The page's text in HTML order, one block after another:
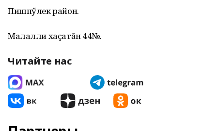
Пишпӳлек районӗ.
Малалли хаçатăн 44№.
Читайте нас